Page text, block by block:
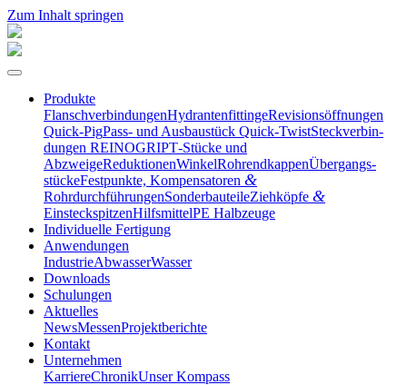
Zum Inhalt springen
Produkte
Flansch­ver­bin­dungenHydran­ten­fit­tingeRevisi­ons­öff­nungen
Quick-PigPass- und Ausbau­stück Quick-TwistSteck­ver­bin­
dungen REINOGRIPT‑Stücke und
AbzweigeReduktionenWinkelRohrend­kappenÜbergangs­
stückeFestpunkte, Kompen­sa­toren &
RohrdurchführungenSonder­bau­teileZiehköpfe &
EinsteckspitzenHilfs­mittelPE Halbzeuge
Indivi­duelle Fertigung
Anwen­dungen
IndustrieAbwasserWasser
Downloads
Schulungen
Aktuelles
NewsMessenProjekt­be­richte
Kontakt
Unter­nehmen
KarriereChronikUnser Kompass